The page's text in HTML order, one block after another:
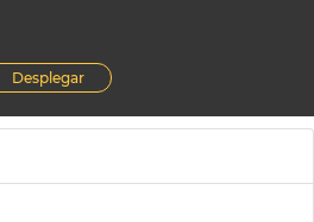
Desplegar